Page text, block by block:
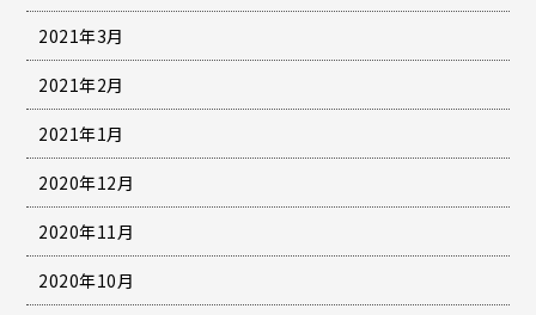
2021年3月
2021年2月
2021年1月
2020年12月
2020年11月
2020年10月